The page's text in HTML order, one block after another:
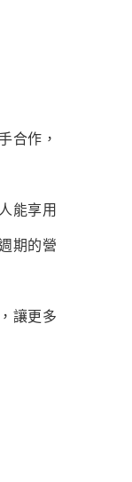
合作，
能享用
期的營
讓更多